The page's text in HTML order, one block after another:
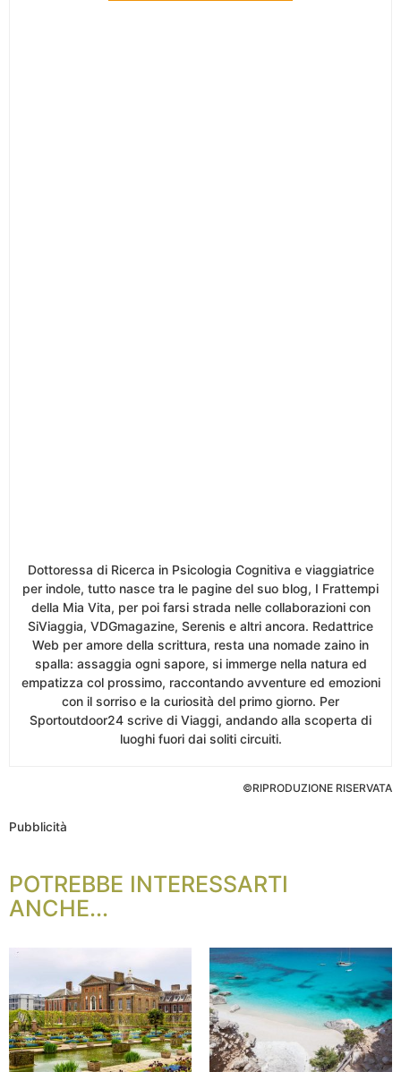
Dottoressa di Ricerca in Psicologia Cognitiva e viaggiatrice
per indole, tutto nasce tra le pagine del suo blog, I Frattempi
della Mia Vita, per poi farsi strada nelle collaborazioni con
SiViaggia, VDGmagazine, Serenis e altri ancora. Redattrice
Web per amore della scrittura, resta una nomade zaino in
spalla: assaggia ogni sapore, si immerge nella natura ed
empatizza col prossimo, raccontando avventure ed emozioni
con il sorriso e la curiosità del primo giorno. Per
Sportoutdoor24 scrive di Viaggi, andando alla scoperta di
luoghi fuori dai soliti circuiti.
©RIPRODUZIONE RISERVATA
Pubblicità
POTREBBE INTERESSARTI
ANCHE...